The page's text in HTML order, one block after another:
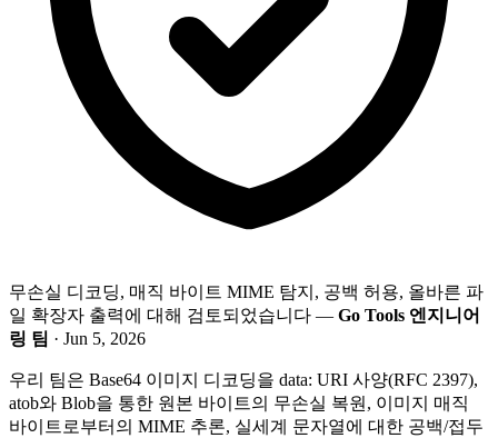
무손실 디코딩, 매직 바이트 MIME 탐지, 공백 허용, 올바른 파
일 확장자 출력에 대해 검토되었습니다 — Go Tools 엔지니어
링 팀 · Jun 5, 2026
우리 팀은 Base64 이미지 디코딩을 data: URI 사양(RFC 2397),
atob와 Blob을 통한 원본 바이트의 무손실 복원, 이미지 매직
바이트로부터의 MIME 추론, 실세계 문자열에 대한 공백/접두